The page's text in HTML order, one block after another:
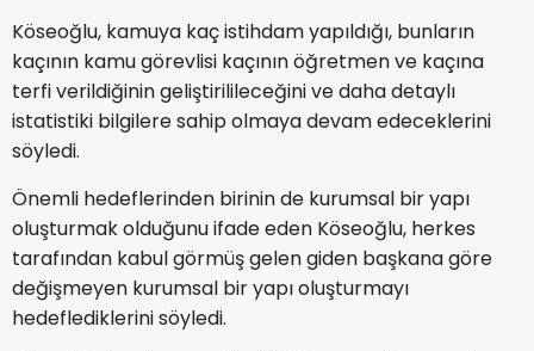
Köseoğlu, kamuya kaç istihdam yapıldığı, bunların
kaçının kamu görevlisi kaçının öğretmen ve kaçına
terfi verildiğinin geliştirilileceğini ve daha detaylı
istatistiki bilgilere sahip olmaya devam edeceklerini
söyledi.
Önemli hedeflerinden birinin de kurumsal bir yapı
oluşturmak olduğunu ifade eden Köseoğlu, herkes
tarafından kabul görmüş gelen giden başkana göre
değişmeyen kurumsal bir yapı oluşturmayı
hedeflediklerini söyledi.